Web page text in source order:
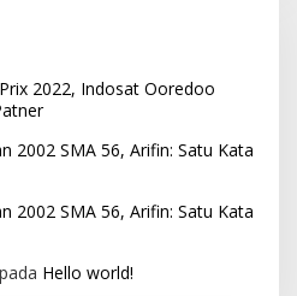
2022, Indosat Ooredoo
2002 SMA 56, Arifin: Satu Kata
2002 SMA 56, Arifin: Satu Kata
Hello world!